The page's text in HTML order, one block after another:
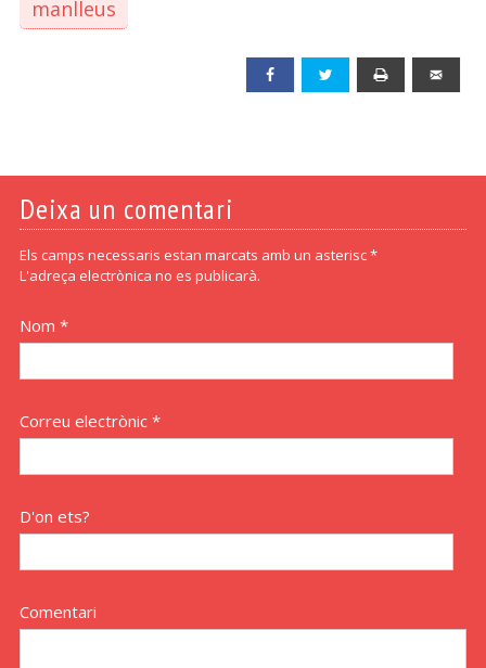
manlleus
Facebook Twitter
Deixa un comentari
Els camps necessaris estan marcats amb un asterisc *
L'adreça electrònica no es publicarà.
Nom *
Correu electrònic *
D'on ets?
Comentari